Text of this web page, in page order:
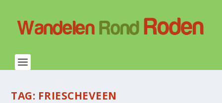
TAG: FRIESCHEVEEN